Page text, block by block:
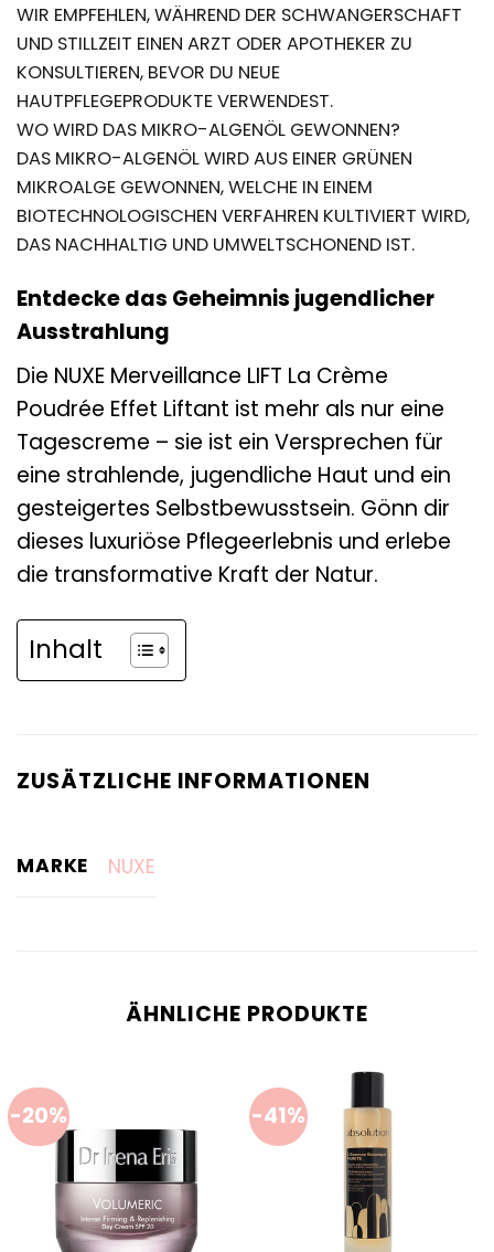
WIR EMPFEHLEN, WÄHREND DER SCHWANGERSCHAFT
UND STILLZEIT EINEN ARZT ODER APOTHEKER ZU
KONSULTIEREN, BEVOR DU NEUE
HAUTPFLEGEPRODUKTE VERWENDEST.
WO WIRD DAS MIKRO-ALGENÖL GEWONNEN?
DAS MIKRO-ALGENÖL WIRD AUS EINER GRÜNEN
MIKROALGE GEWONNEN, WELCHE IN EINEM
BIOTECHNOLOGISCHEN VERFAHREN KULTIVIERT WIRD,
DAS NACHHALTIG UND UMWELTSCHONEND IST.
Entdecke das Geheimnis jugendlicher
Ausstrahlung
Die NUXE Merveillance LIFT La Crème
Poudrée Effet Liftant ist mehr als nur eine
Tagescreme – sie ist ein Versprechen für
eine strahlende, jugendliche Haut und ein
gesteigertes Selbstbewusstsein. Gönn dir
dieses luxuriöse Pflegeerlebnis und erlebe
die transformative Kraft der Natur.
Inhalt
ZUSÄTZLICHE INFORMATIONEN
MARKE NUXE
ÄHNLICHE PRODUKTE
-20% -41%